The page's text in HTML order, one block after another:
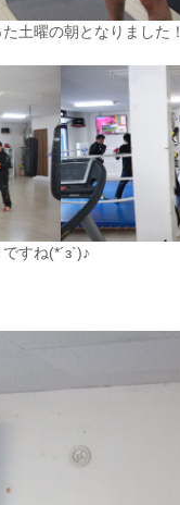
土曜の朝となりました！
すね(*´з`)♪